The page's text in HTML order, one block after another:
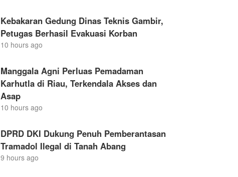
Kebakaran Gedung Dinas Teknis Gambir,
Petugas Berhasil Evakuasi Korban
10 hours ago
Manggala Agni Perluas Pemadaman
Karhutla di Riau, Terkendala Akses dan
Asap
10 hours ago
DPRD DKI Dukung Penuh Pemberantasan
Tramadol Ilegal di Tanah Abang
9 hours ago